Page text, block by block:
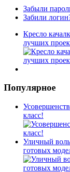
Забыли
Забили
Кресло
лучших
Популярное
класс!
Уличный
готовых